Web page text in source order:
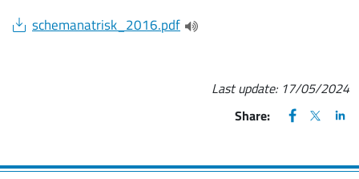
Document
schemanatrisk_2016.pdf
Last update: 17/05/2024
Share:
FACEBOOK
(apre una
X
(apre